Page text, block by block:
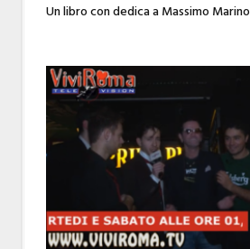
Un libro con dedica a Massimo Marino